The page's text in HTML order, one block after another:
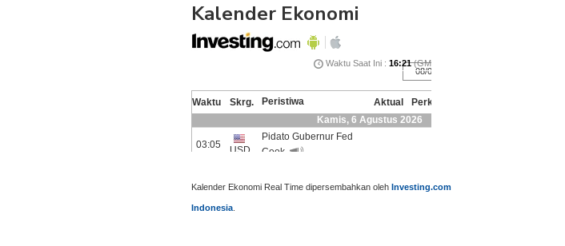
Kalender Ekonomi
Kalender Ekonomi Real Time dipersembahkan oleh Investing.com
Indonesia